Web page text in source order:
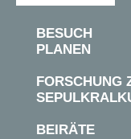
BESUCH
PLANEN
FORSCHUNG
BEIRÄTE